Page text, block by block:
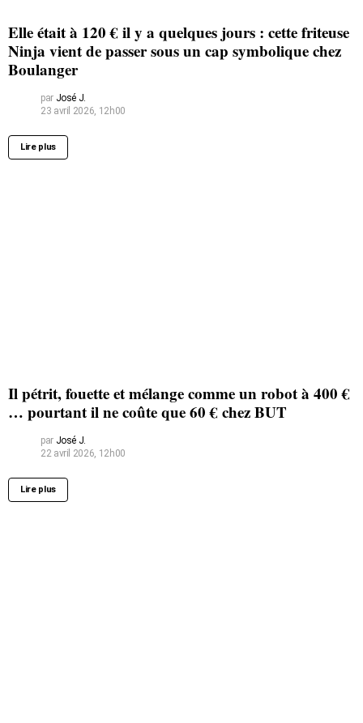
Elle était à 120 € il y a quelques jours : cette friteuse
Ninja vient de passer sous un cap symbolique chez
Boulanger
par José J.
23 avril 2026, 12h00
Lire plus
Il pétrit, fouette et mélange comme un robot à 400 €
… pourtant il ne coûte que 60 € chez BUT
par José J.
22 avril 2026, 12h00
Lire plus